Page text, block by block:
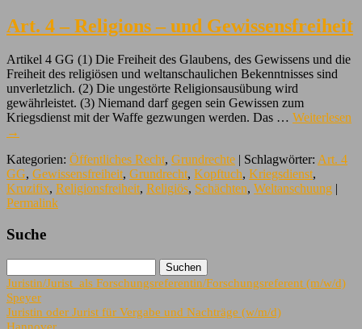
Art. 4 – Religions – und Gewissensfreiheit
Artikel 4 GG (1) Die Freiheit des Glaubens, des Gewissens und die
Freiheit des religiösen und weltanschaulichen Bekenntnisses sind
unverletzlich. (2) Die ungestörte Religionsausübung wird
gewährleistet. (3) Niemand darf gegen sein Gewissen zum
Kriegsdienst mit der Waffe gezwungen werden. Das … Weiterlesen
→
Kategorien: Öffentliches Recht, Grundrechte | Schlagwörter: Art. 4
GG, Gewissensfreiheit, Grundrecht, Kopftuch, Kriegsdienst,
Kruzifix, Religionsfreiheit, Religiös, Schächten, Weltanschuung |
Permalink
Suche
Juristin/Jurist als Forschungsreferentin/Forschungsreferent (m/w/d)
Speyer
Juristin oder Jurist für Vergabe und Nachträge (w/m/d)
Hannover